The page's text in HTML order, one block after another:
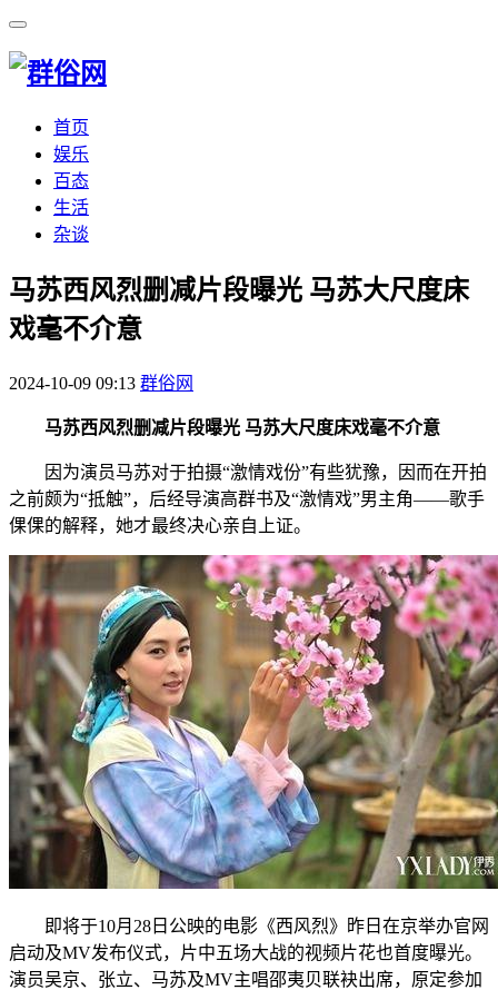
首页
娱乐
百态
生活
杂谈
​马苏西风烈删减片段曝光 马苏大尺度床
戏毫不介意
2024-10-09 09:13 群俗网
马苏西风烈删减片段曝光 马苏大尺度床戏毫不介意
因为演员马苏对于拍摄“激情戏份”有些犹豫，因而在开拍
之前颇为“抵触”，后经导演高群书及“激情戏”男主角——歌手
倮倮的解释，她才最终决心亲自上证。
即将于10月28日公映的电影《西风烈》昨日在京举办官网
启动及MV发布仪式，片中五场大战的视频片花也首度曝光。
演员吴京、张立、马苏及MV主唱邵夷贝联袂出席，原定参加